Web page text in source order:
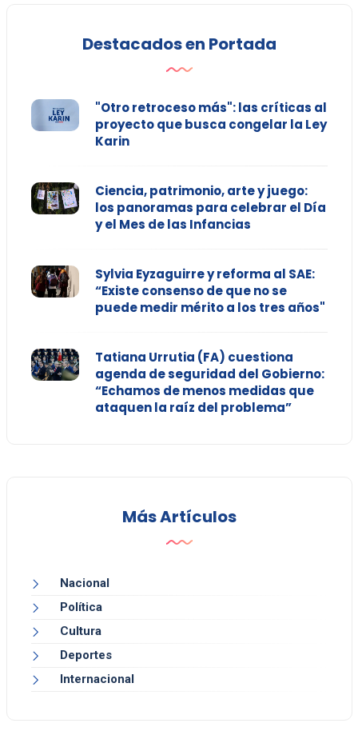
Destacados en Portada
"Otro retroceso más": las críticas al
proyecto que busca congelar la Ley
Karin
Ciencia, patrimonio, arte y juego:
los panoramas para celebrar el Día
y el Mes de las Infancias
Sylvia Eyzaguirre y reforma al SAE:
“Existe consenso de que no se
puede medir mérito a los tres años"
Tatiana Urrutia (FA) cuestiona
agenda de seguridad del Gobierno:
“Echamos de menos medidas que
ataquen la raíz del problema”
Más Artículos
Nacional
Política
Cultura
Deportes
Internacional